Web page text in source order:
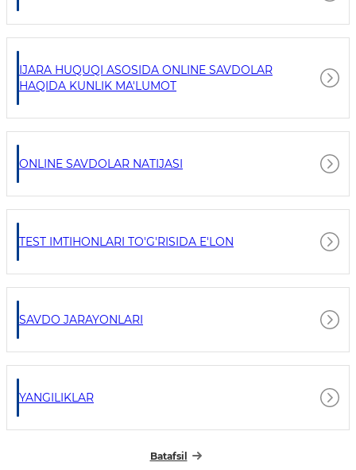
IJARA HUQUQI ASOSIDA ONLINE SAVDOLAR
HAQIDA KUNLIK MA'LUMOT
ONLINE SAVDOLAR NATIJASI
TEST IMTIHONLARI TO'G'RISIDA E'LON
SAVDO JARAYONLARI
YANGILIKLAR
Batafsil